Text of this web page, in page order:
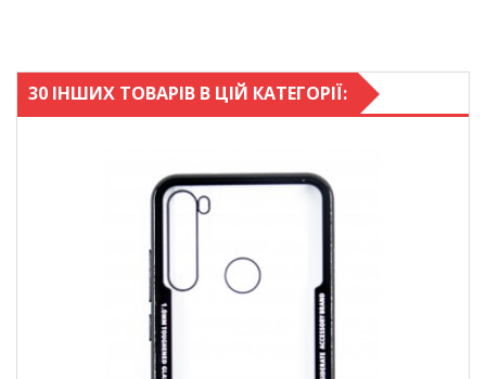
30 ІНШИХ ТОВАРІВ В ЦІЙ КАТЕГОРІЇ: